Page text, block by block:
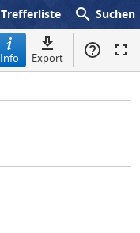
Trefferliste search Suchen
Info Export